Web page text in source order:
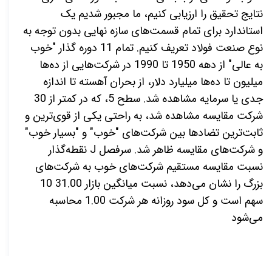
نتایج تحقیق را ارزیابی کنیم، ما مجبور شدیم یک
استاندارد برای تمام قسمت‌های سازه نهایی بدون توجه به
نوع صنعت فولاد تعریف کنیم. تمام 11 دوره گذار "خوب
به عالی" از دهه 1950 تا 1990 در شرکت‌هایی از ده‌ها
میلیون تا ده‌ها میلیارد دلار، از بحران آهسته تا اندازه
جدی یا سرمایه مشاهده شد. سطح 5، که در کمتر از 30
شرکت مقایسه مشاهده شد، به راحتی یکی از قوی‌ترین و
ثابت‌ترین تضادها بین شرکت‌های "خوب" و "بسیار خوب"
و شرکت‌های مقایسه ظاهر شد. سرفصل J نقطه‌گذار
نسبت مقایسه مستقیم شرکت‌های خوب به شرکت‌های
بزرگ را نشان می‌دهد، نسبت میانگین بازار 31.00 10
سهم است و کل سود روزانه هر شرکت 1.00 محاسبه
می‌شود